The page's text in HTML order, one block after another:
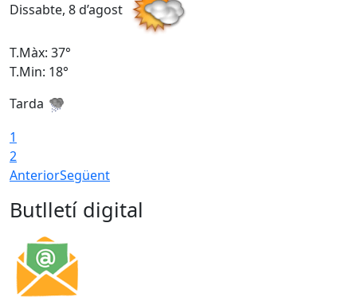
Dissabte, 8 d’agost
T.Màx: 37°
T.Min: 18°
Tarda
1
2
AnteriorSegüent
Butlletí digital